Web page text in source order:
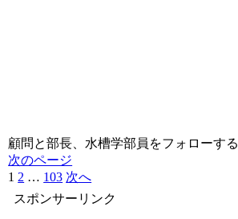
顧問と部長、水槽学部員をフォローする
次のページ
1 2 … 103 次へ
スポンサーリンク